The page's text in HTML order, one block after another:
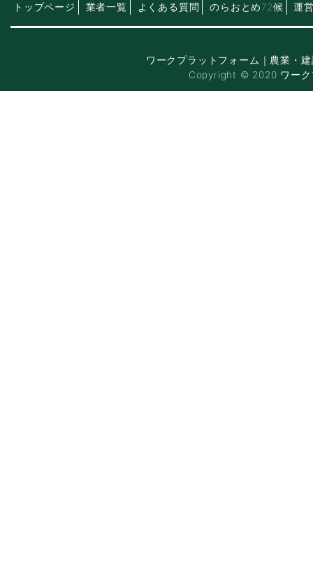
トップページ 業者一覧 よくある質問 のらおとめ72候 運
ワークプラットフォーム｜農業・
Copyright © 2020 ワーク